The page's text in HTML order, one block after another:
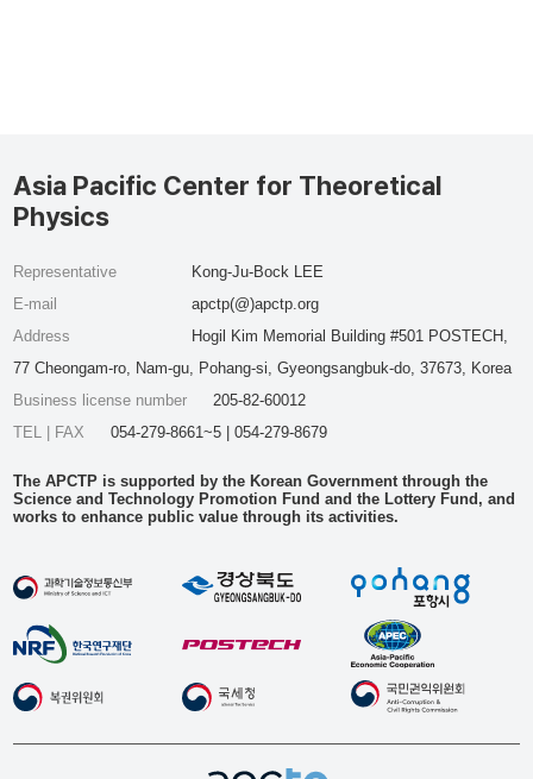
Asia Pacific Center for Theoretical
Physics
Representative
Kong-Ju-Bock LEE
E-mail
apctp(@)apctp.org
Address
Hogil Kim Memorial Building #501 POSTECH,
77 Cheongam-ro, Nam-gu, Pohang-si, Gyeongsangbuk-do, 37673, Korea
Business license number
205-82-60012
TEL | FAX
054-279-8661~5 | 054-279-8679
The APCTP is supported by the Korean Government through the
Science and Technology Promotion Fund and the Lottery Fund, and
works to enhance public value through its activities.